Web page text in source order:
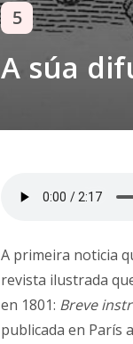
5
A súa
A primeira noticia
revista ilustrada
en 1801: Breve
publicada en París